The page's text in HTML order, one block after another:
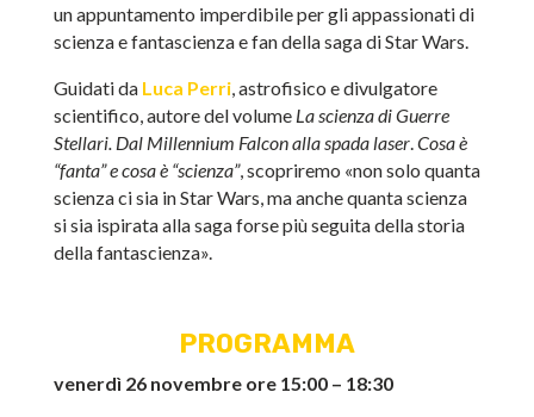
un appuntamento imperdibile per gli appassionati di
scienza e fantascienza e fan della saga di Star Wars.
Guidati da Luca Perri, astrofisico e divulgatore
scientifico, autore del volume La scienza di Guerre
Stellari. Dal Millennium Falcon alla spada laser.Cosa è
“fanta” e cosa è “scienza”, scopriremo «non solo quanta
scienza ci sia in Star Wars, ma anche quanta scienza
si sia ispirata alla saga forse più seguita della storia
della fantascienza».
PROGRAMMA
venerdì 26 novembre ore 15:00 – 18:30